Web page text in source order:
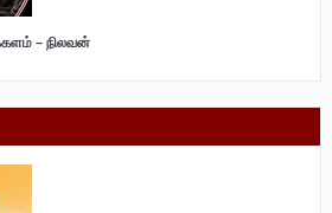
– நிலவன்